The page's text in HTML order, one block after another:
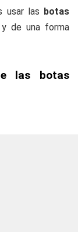
usar las botas
de una forma
las botas